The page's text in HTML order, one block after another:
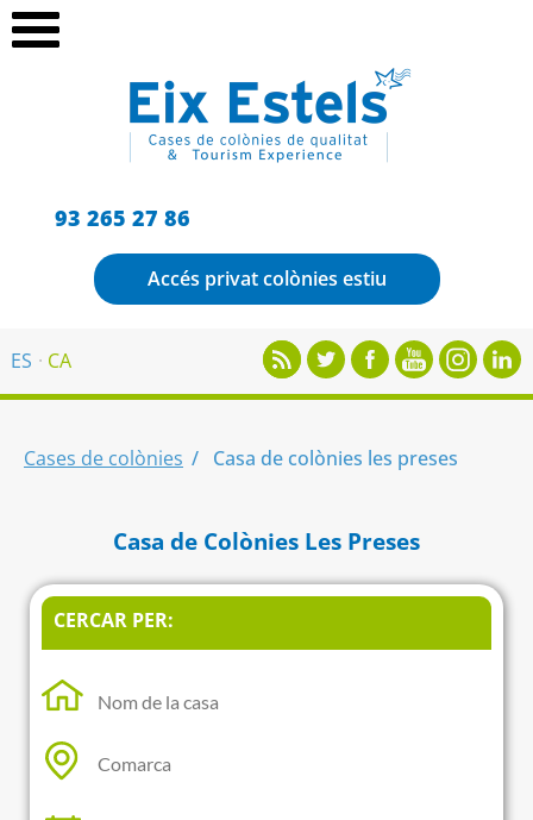
93 265 27 86
Accés privat colònies estiu
ES CA
Cases de colònies Casa de colònies les preses
Casa de Colònies Les Preses
CERCAR PER: